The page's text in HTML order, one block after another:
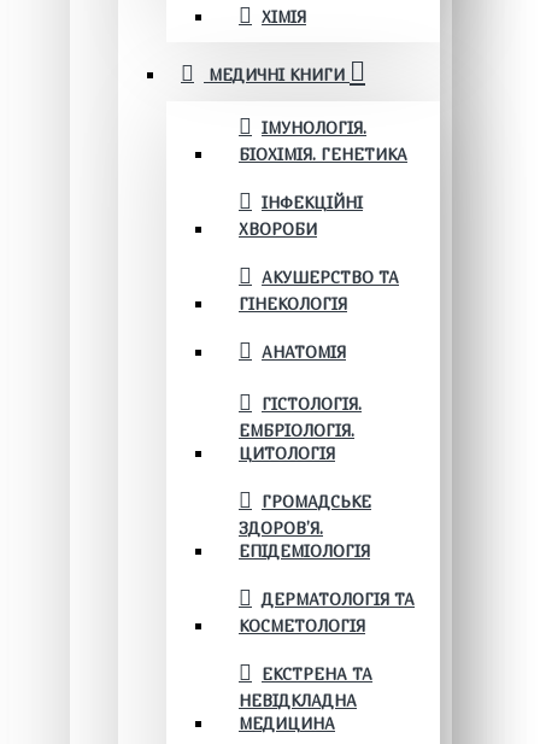
ХІМІЯ
МЕДИЧНІ КНИГИ
ІМУНОЛОГІЯ.
БІОХІМІЯ. ГЕНЕТИКА
ІНФЕКЦІЙНІ
ХВОРОБИ
АКУШЕРСТВО ТА
ГІНЕКОЛОГІЯ
АНАТОМІЯ
ГІСТОЛОГІЯ.
ЕМБРІОЛОГІЯ.
ЦИТОЛОГІЯ
ГРОМАДСЬКЕ
ЗДОРОВ’Я.
ЕПІДЕМІОЛОГІЯ
ДЕРМАТОЛОГІЯ ТА
КОСМЕТОЛОГІЯ
ЕКСТРЕНА ТА
НЕВІДКЛАДНА
МЕДИЦИНА